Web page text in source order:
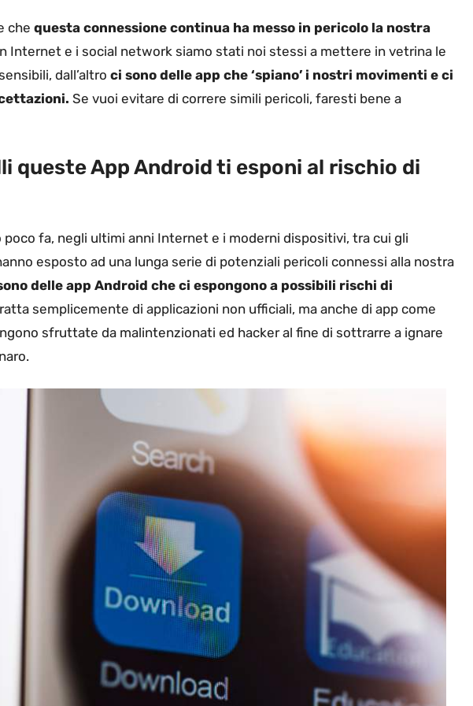
che questa connessione continua ha messo in pericolo la nostra
Internet e i social network siamo stati noi stessi a mettere in vetrina le
dall’altro ci sono delle app che ‘spiano’ i nostri movimenti e ci
Se vuoi evitare di correre simili pericoli, faresti bene a
queste App Android ti esponi al rischio di
poco fa, negli ultimi anni Internet e i moderni dispositivi, tra cui gli
esposto ad una lunga serie di potenziali pericoli connessi alla nostra
delle app Android che ci espongono a possibili rischi di
semplicemente di applicazioni non ufficiali, ma anche di app come
sfruttate da malintenzionati ed hacker al fine di sottrarre a ignare